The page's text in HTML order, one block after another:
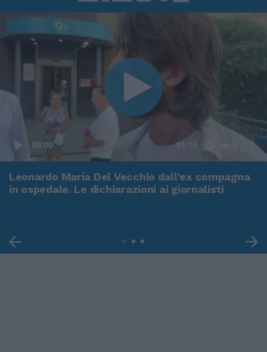
00:00 01:16
Leonardo Maria Del Vecchio dall'ex compagna
in ospedale. Le dichiarazioni ai giornalisti